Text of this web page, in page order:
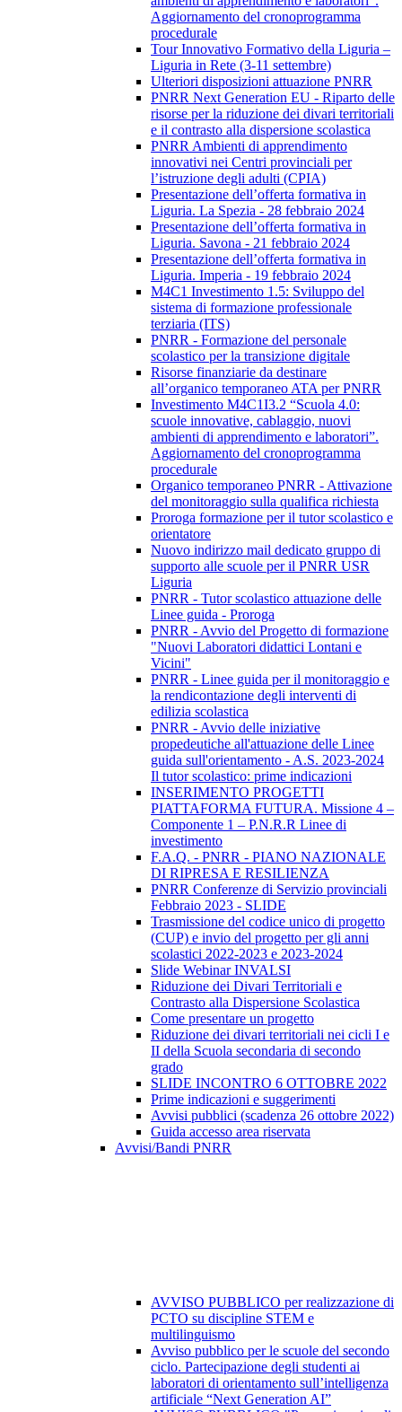
Aggiornamento del cronoprogramma
procedurale
Tour Innovativo Formativo della Liguria –
Liguria in Rete (3-11 settembre)
Ulteriori disposizioni attuazione PNRR
PNRR Next Generation EU - Riparto delle
risorse per la riduzione dei divari territoriali
e il contrasto alla dispersione scolastica
PNRR Ambienti di apprendimento
innovativi nei Centri provinciali per
l’istruzione degli adulti (CPIA)
Presentazione dell’offerta formativa in
Liguria. La Spezia - 28 febbraio 2024
Presentazione dell’offerta formativa in
Liguria. Savona - 21 febbraio 2024
Presentazione dell’offerta formativa in
Liguria. Imperia - 19 febbraio 2024
M4C1 Investimento 1.5: Sviluppo del
sistema di formazione professionale
terziaria (ITS)
PNRR - Formazione del personale
scolastico per la transizione digitale
Risorse finanziarie da destinare
all’organico temporaneo ATA per PNRR
Investimento M4C1I3.2 “Scuola 4.0:
scuole innovative, cablaggio, nuovi
ambienti di apprendimento e laboratori”.
Aggiornamento del cronoprogramma
procedurale
Organico temporaneo PNRR - Attivazione
del monitoraggio sulla qualifica richiesta
Proroga formazione per il tutor scolastico e
orientatore
Nuovo indirizzo mail dedicato gruppo di
supporto alle scuole per il PNRR USR
Liguria
PNRR - Tutor scolastico attuazione delle
Linee guida - Proroga
PNRR - Avvio del Progetto di formazione
"Nuovi Laboratori didattici Lontani e
Vicini"
PNRR - Linee guida per il monitoraggio e
la rendicontazione degli interventi di
edilizia scolastica
PNRR - Avvio delle iniziative
propedeutiche all'attuazione delle Linee
guida sull'orientamento - A.S. 2023-2024
Il tutor scolastico: prime indicazioni
INSERIMENTO PROGETTI
PIATTAFORMA FUTURA. Missione 4 –
Componente 1 – P.N.R.R Linee di
investimento
F.A.Q. - PNRR - PIANO NAZIONALE
DI RIPRESA E RESILIENZA
PNRR Conferenze di Servizio provinciali
Febbraio 2023 - SLIDE
Trasmissione del codice unico di progetto
(CUP) e invio del progetto per gli anni
scolastici 2022-2023 e 2023-2024
Slide Webinar INVALSI
Riduzione dei Divari Territoriali e
Contrasto alla Dispersione Scolastica
Come presentare un progetto
Riduzione dei divari territoriali nei cicli I e
II della Scuola secondaria di secondo
grado
SLIDE INCONTRO 6 OTTOBRE 2022
Prime indicazioni e suggerimenti
Avvisi pubblici (scadenza 26 ottobre 2022)
Guida accesso area riservata
Avvisi/Bandi PNRR
AVVISO PUBBLICO per realizzazione di
PCTO su discipline STEM e
multilinguismo
Avviso pubblico per le scuole del secondo
ciclo. Partecipazione degli studenti ai
laboratori di orientamento sull’intelligenza
artificiale “Next Generation AI”